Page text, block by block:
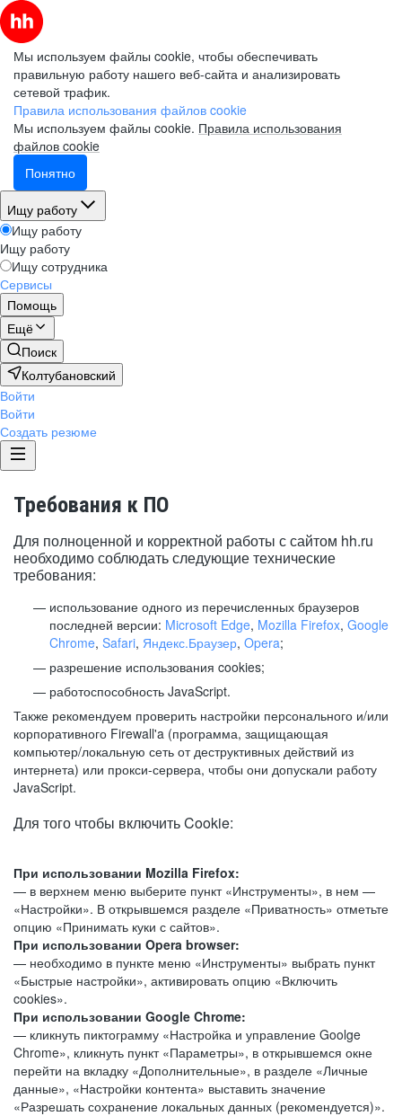
Мы используем файлы cookie, чтобы обеспечивать
правильную работу нашего веб-сайта и анализировать
сетевой трафик.
Правила использования файлов cookie
Мы используем файлы cookie. Правила использования
файлов cookie
Понятно
Ищу работу
Ищу работу
Ищу работу
Ищу сотрудника
Сервисы
Помощь
Ещё
Поиск
Колтубановский
Войти
Войти
Создать резюме
Требования к ПО
Для полноценной и корректной работы с сайтом hh.ru
необходимо соблюдать следующие технические
требования:
использование одного из перечисленных браузеров
последней версии: Microsoft Edge, Mozilla Firefox, Google
Chrome, Safari, Яндекс.Браузер, Opera;
разрешение использования cookies;
работоспособность JavaScript.
Также рекомендуем проверить настройки персонального и/или
корпоративного Firewall'a (программа, защищающая
компьютер/локальную сеть от деструктивных действий из
интернета) или прокси-сервера, чтобы они допускали работу
JavaScript.
Для того чтобы включить Cookie:
При использовании Mozilla Firefox:
— в верхнем меню выберите пункт «Инструменты», в нем —
«Настройки». В открывшемся разделе «Приватность» отметьте
опцию «Принимать куки с сайтов».
При использовании Opera browser:
— необходимо в пункте меню «Инструменты» выбрать пункт
«Быстрые настройки», активировать опцию «Включить
cookies».
При использовании Google Chrome:
— кликнуть пиктограмму «Настройка и управление Goolge
Chrome», кликнуть пункт «Параметры», в открывшемся окне
перейти на вкладку «Дополнительные», в разделе «Личные
данные», «Настройки контента» выставить значение
«Разрешать сохранение локальных данных (рекомендуется)».